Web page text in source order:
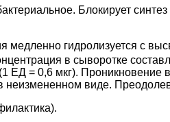
Блокирует
медленно гидролизуется с
в сыворотке
ЕД = 0,6 мкг).
виде.